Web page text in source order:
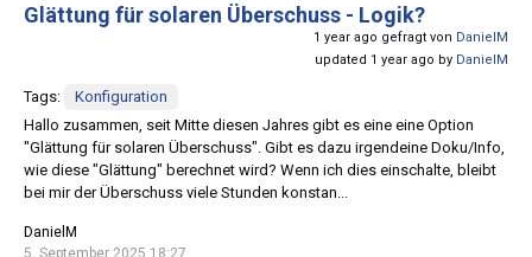
Glättung für solaren Überschuss - Logik?
1 year ago gefragt von DanielM
updated 1 year ago by DanielM
Tags:
Konfiguration
Hallo zusammen, seit Mitte diesen Jahres gibt es eine eine Option
"Glättung für solaren Überschuss". Gibt es dazu irgendeine Doku/Info,
wie diese "Glättung" berechnet wird? Wenn ich dies einschalte, bleibt
bei mir der Überschuss viele Stunden konstan...
DanielM
5. September 2025 18:27